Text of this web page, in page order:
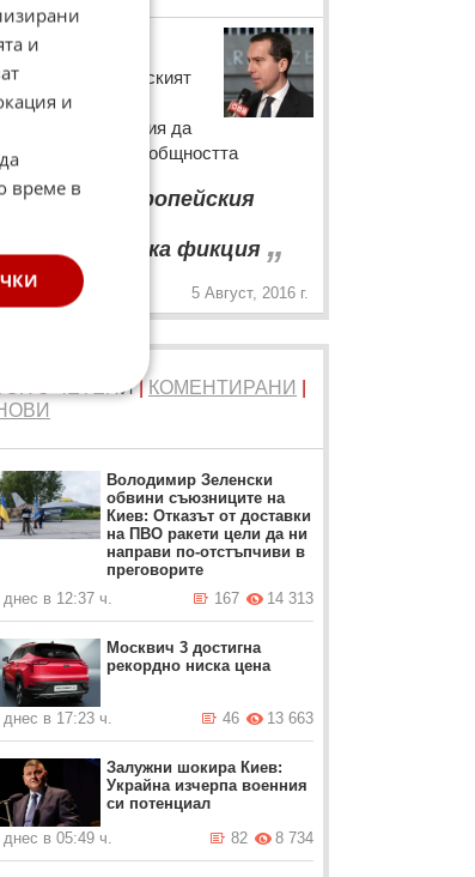
Керн
заяви австрийският
по повод
Турция да
присъедини към общността
Турция в Европейския
фикция „
5 Август, 2016 г.
ЧЕТЕНИ| КОМЕНТИРАНИ
Володимир Зеленски
обвини съюзниците на
Киев: Отказът от доставки
на ПВО ракети цели да ни
направи по-отстъпчиви в
преговорите
днес в 12:37 ч.
14 313
167
Москвич 3 достигна
рекордно ниска цена
днес в 17:23 ч. 13 663
46
Залужни шокира Киев:
Украйна изчерпа военния
си потенциал
днес в 05:49 ч.
8 734
82
и
и
време в